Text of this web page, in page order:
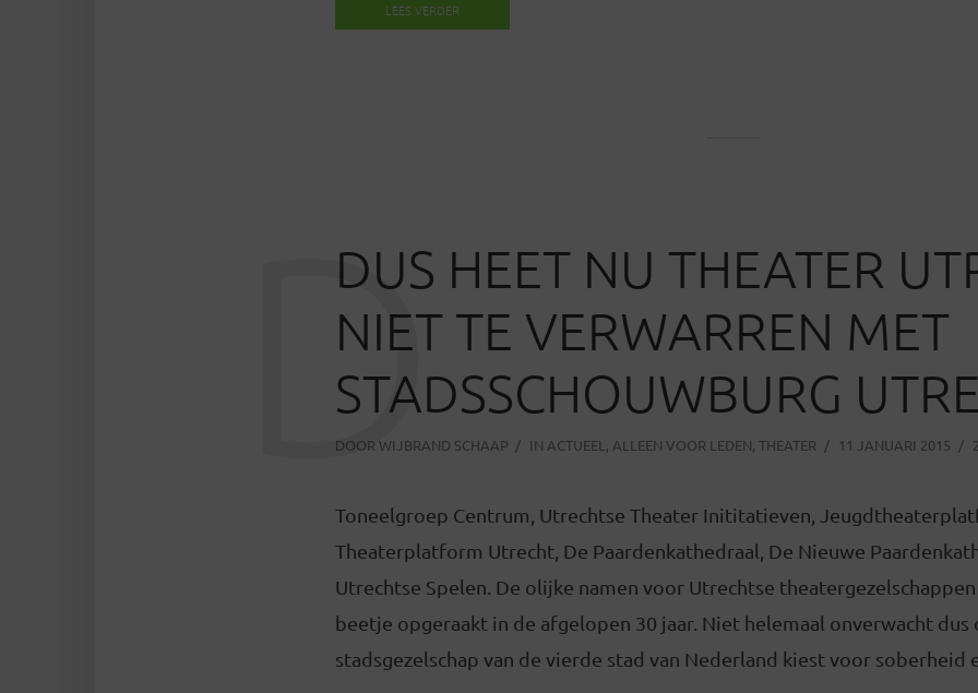
LEES VERDER
DUS HEET NU THEATER
NIET TE VERWARREN MET
STADSSCHOUWBURG
DOOR WIJBRAND SCHAAP IN ACTUEEL , ALLEEN VOOR LEDEN, THEATER 11 JANUARI 2015
D
Toneelgroep Centrum, Utrechtse Theater Inititatieven,
Theaterplatform Utrecht, De Paardenkathedraal, De Nieuwe
Utrechtse Spelen. De olijke namen voor Utrechtse
beetje opgeraakt in de afgelopen 30 jaar. Niet helemaal onverwacht dus
stadsgezelschap van de vierde stad van Nederland kiest voor soberheid